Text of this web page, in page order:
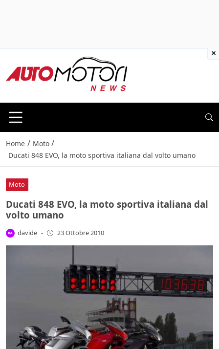
Home / Moto /
Ducati 848 EVO, la moto sportiva italiana dal volto umano
Moto
Ducati 848 EVO, la moto sportiva italiana dal
volto umano
davide - 23 Ottobre 2010
×